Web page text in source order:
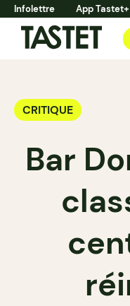
Infolettre App Tastet+
CRITIQUE
Bar